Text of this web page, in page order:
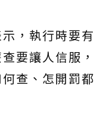
，執行時要有
要讓人信服，
查、怎開罰都